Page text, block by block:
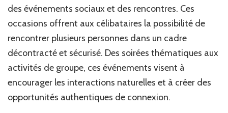
des événements sociaux et des rencontres. Ces
occasions offrent aux célibataires la possibilité de
rencontrer plusieurs personnes dans un cadre
décontracté et sécurisé. Des soirées thématiques aux
activités de groupe, ces événements visent à
encourager les interactions naturelles et à créer des
opportunités authentiques de connexion.